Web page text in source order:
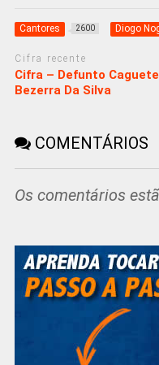
Cantores 2600 Diogo
Cifra recente
Cifra – Defunto
Bezerra Da Silva
COMENTÁRIOS
Os comentários